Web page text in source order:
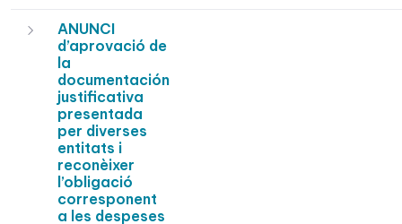
ANUNCI
d’aprovació de
la
documentación
justificativa
presentada
per diverses
entitats i
reconèixer
l’obligació
corresponent
a les despeses